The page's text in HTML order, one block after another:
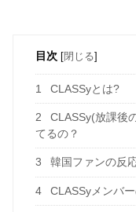
目次 [閉じる]
1 CLASSyとは?
2
CLASSy(放課後
てるの？
3 韓国ファンの反
4 CLASSyメンバ